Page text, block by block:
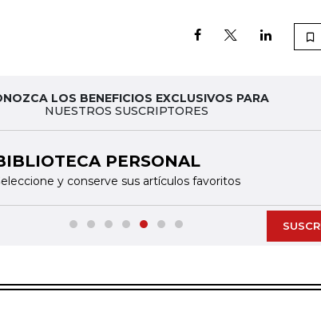
LOS BENEFICIOS EXCLUSIVOS PARA
NUESTROS SUSCRIPTORES
PERSONAL
y conserve sus artículos favoritos